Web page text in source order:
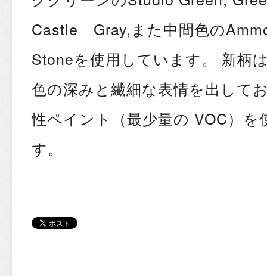
Castle Gray,また中間色の
Stoneを使用しています。 新柄
色の深みと繊細な表情を出して
性ペイント（最少量の VOC）
す。